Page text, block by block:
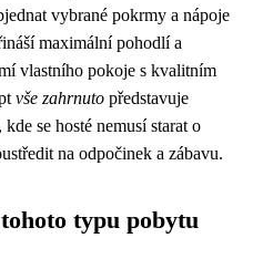
vybrané pokrmy a nápoje
maximální pohodlí a
vlastního pokoje s kvalitním
vše zahrnuto představuje
se hosté nemusí starat o
na odpočinek a zábavu.
typu pobytu